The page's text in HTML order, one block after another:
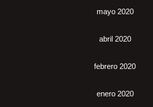
mayo 2020
abril 2020
febrero 2020
enero 2020